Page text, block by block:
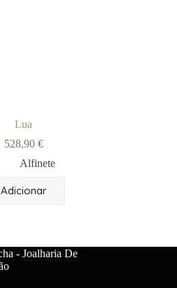
Lua
528,90 €
Alfinete
Adicionar